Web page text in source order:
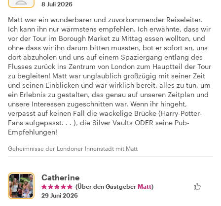
8 Juli 2026
Matt war ein wunderbarer und zuvorkommender Reiseleiter.
Ich kann ihn nur wärmstens empfehlen. Ich erwähnte, dass wir
vor der Tour im Borough Market zu Mittag essen wollten, und
ohne dass wir ihn darum bitten mussten, bot er sofort an, uns
dort abzuholen und uns auf einem Spaziergang entlang des
Flusses zurück ins Zentrum von London zum Hauptteil der Tour
zu begleiten! Matt war unglaublich großzügig mit seiner Zeit
und seinen Einblicken und war wirklich bereit, alles zu tun, um
ein Erlebnis zu gestalten, das genau auf unseren Zeitplan und
unsere Interessen zugeschnitten war. Wenn ihr hingeht,
verpasst auf keinen Fall die wackelige Brücke (Harry-Potter-
Fans aufgepasst. . . ), die Silver Vaults ODER seine Pub-
Empfehlungen!
Geheimnisse der Londoner Innenstadt mit Matt
Catherine
(Über den Gastgeber Matt)
29 Juni 2026